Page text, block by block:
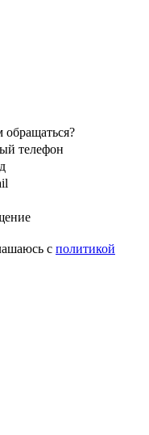
телефон
с политикой